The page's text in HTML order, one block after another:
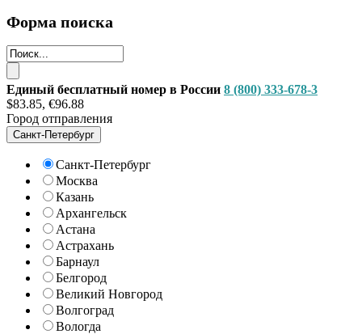
Форма поиска
Единый бесплатный номер в России 8 (800) 333-678-3
$83.85, €96.88
Город отправления
Санкт-Петербург
Санкт-Петербург
Москва
Казань
Архангельск
Астана
Астрахань
Барнаул
Белгород
Великий Новгород
Волгоград
Вологда